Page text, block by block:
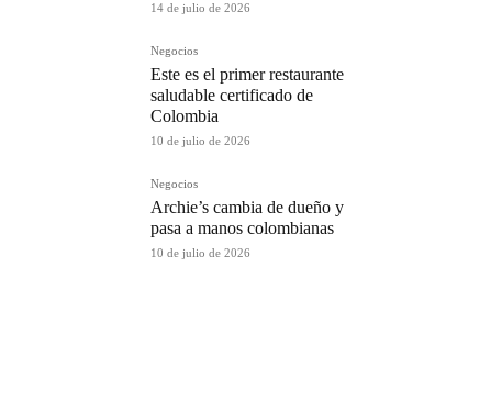
14 de julio de 2026
Negocios
Este es el primer restaurante
saludable certificado de
Colombia
10 de julio de 2026
Negocios
Archie’s cambia de dueño y
pasa a manos colombianas
10 de julio de 2026